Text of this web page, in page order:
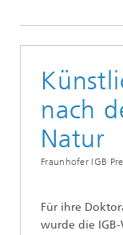
nach
Natur
Fraunhofer IGB
Für ihre
wurde die IGB-